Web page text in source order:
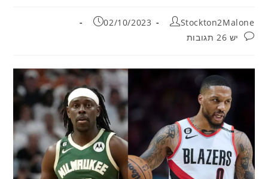
מחבר:
Stockton2Malone פורסם:
02/10/2023
תגובות:
יש 26 תגובות